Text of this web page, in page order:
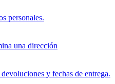
personales.
una dirección
y fechas de entrega.